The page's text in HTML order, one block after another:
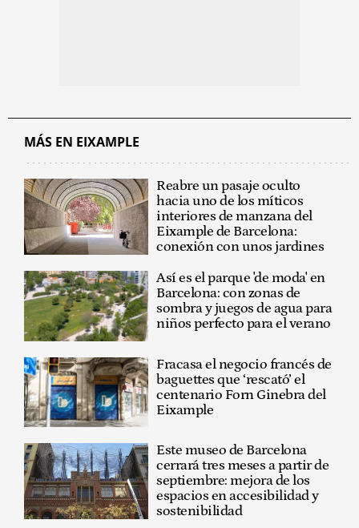
MÁS EN EIXAMPLE
Reabre un pasaje oculto
hacia uno de los míticos
interiores de manzana del
Eixample de Barcelona:
conexión con unos jardines
Así es el parque 'de moda' en
Barcelona: con zonas de
sombra y juegos de agua para
niños perfecto para el verano
Fracasa el negocio francés de
baguettes que ‘rescató’ el
centenario Forn Ginebra del
Eixample
Este museo de Barcelona
cerrará tres meses a partir de
septiembre: mejora de los
espacios en accesibilidad y
sostenibilidad